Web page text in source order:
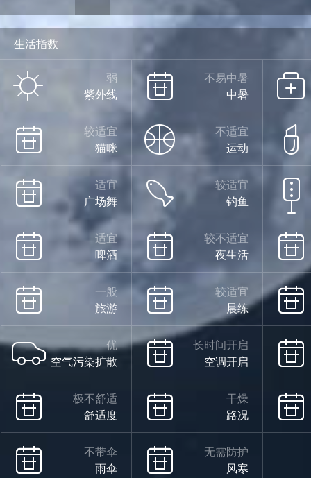
生活指数
弱
紫外线
不易中暑
中暑
较适宜
猫咪
不适宜
运动
适宜
广场舞
较适宜
钓鱼
适宜
啤酒
较不适宜
夜生活
一般
旅游
较适宜
晨练
优
空气污染扩散
长时间开启
空调开启
极不舒适
舒适度
干燥
路况
不带伞
雨伞
无需防护
风寒